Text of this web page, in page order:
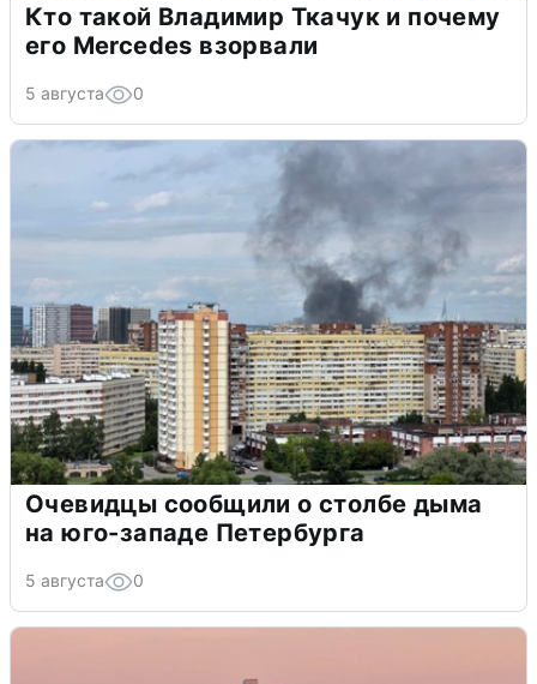
Кто такой Владимир Ткачук и почему
его Mercedes взорвали
5 августа 0
Очевидцы сообщили о столбе дыма
на юго-западе Петербурга
5 августа 0